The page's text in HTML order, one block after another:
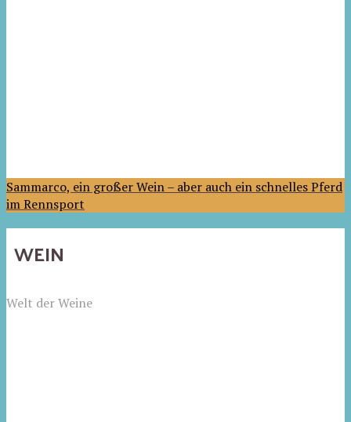
Sammarco, ein großer Wein – aber auch ein schnelles Pferd
im Rennsport
WEIN
Welt der Weine